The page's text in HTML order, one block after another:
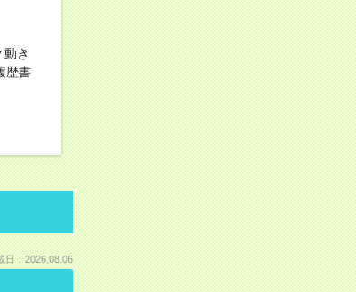
き
歴書
日：2026.08.06